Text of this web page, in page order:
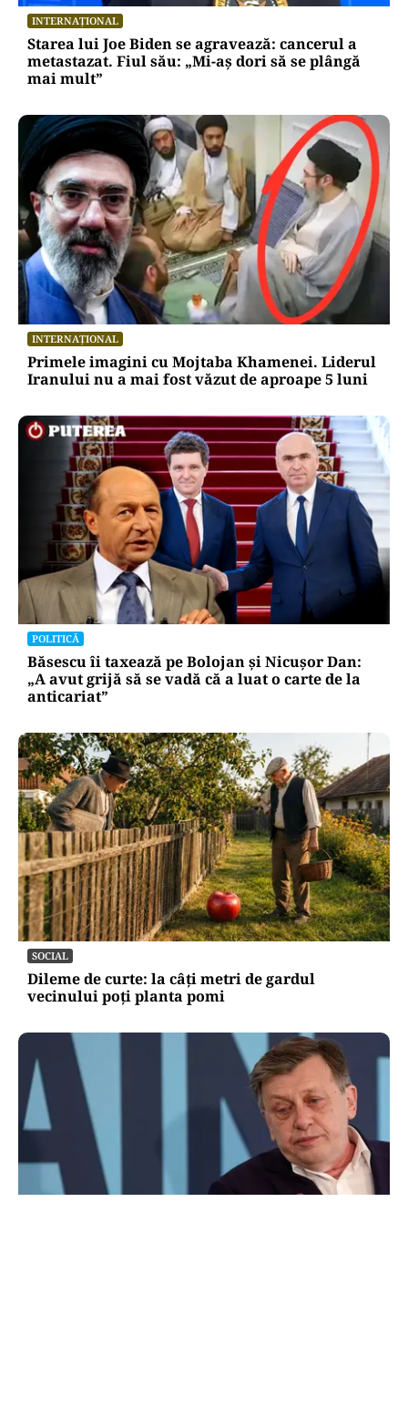
INTERNAȚIONAL
Starea lui Joe Biden se agravează: cancerul a
metastazat. Fiul său: „Mi-aș dori să se plângă
mai mult”
INTERNAȚIONAL
Primele imagini cu Mojtaba Khamenei. Liderul
Iranului nu a mai fost văzut de aproape 5 luni
POLITICĂ
Băsescu îi taxează pe Bolojan și Nicușor Dan:
„A avut grijă să se vadă că a luat o carte de la
anticariat”
SOCIAL
Dileme de curte: la câți metri de gardul
vecinului poți planta pomi